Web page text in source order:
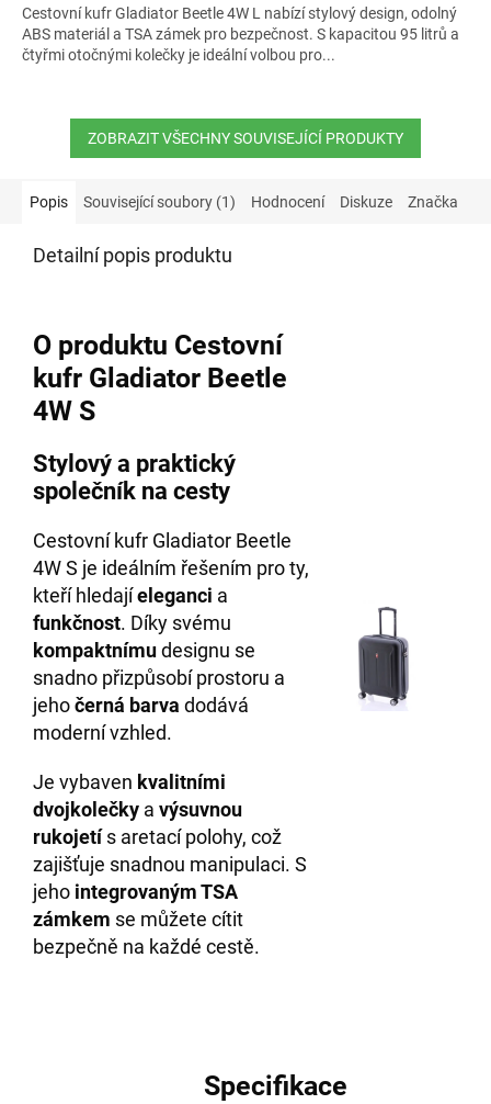
Cestovní kufr Gladiator Beetle 4W L nabízí stylový design, odolný
ABS materiál a TSA zámek pro bezpečnost. S kapacitou 95 litrů a
čtyřmi otočnými kolečky je ideální volbou pro...
ZOBRAZIT VŠECHNY SOUVISEJÍCÍ PRODUKTY
Popis Související soubory (1) Hodnocení Diskuze Značka
Detailní popis produktu
O produktu Cestovní
kufr Gladiator Beetle
4W S
Stylový a praktický
společník na cesty
Cestovní kufr Gladiator Beetle
4W S je ideálním řešením pro ty,
kteří hledajíeleganci a
funkčnost. Díky svému
kompaktnímudesignu se
snadno přizpůsobí prostoru a
jehočerná barva dodává
moderní vzhled.
Je vybaven kvalitními
dvojkolečky a výsuvnou
rukojetís aretací polohy, což
zajišťuje snadnou manipulaci. S
jeho integrovaným TSA
zámkem se můžete cítit
bezpečně na každé cestě.
Specifikace